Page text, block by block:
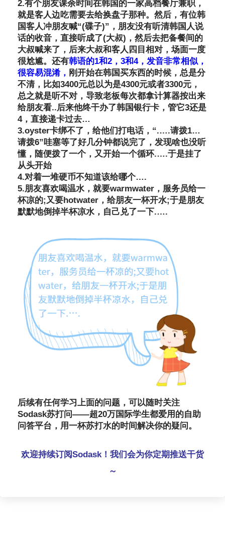
2.有个朋友课余时间在韩国的一家高档餐厅兼职，
就是客人边吃需要去给换盘子那种。然后，有位韩
国客人冲朋友喊“(碟子)”，朋友没有听清韩国人说
话的收音，直接听成了(大叔)，然后去把备餐间的
大叔喊来了，后来大叔和客人四目相对，场面一度
很尬尴。还有韩语的1和2，3和4，发音非常相似，
很容易混淆， 刚开始在韩国买东西的时候，总是分
不清，比如3400元总以为是4300元或者3300元，
总之就是听不对，导致老板每次都拿计算器按出来
给朋友看..后来他终干办了韩国银行卡，管它3还是
4，直接递卡过去…
3.oyster卡绑不了，给他们打电话，“.….请拨1…
请拨6”哇塞等了好几分钟都说完了，发现啥也没听
懂，随便拨了一个，又开始一个循环.….于是挂了
从头开始
4.对着一堆硬币不知道该给哪个….
5.朋友喜欢喝温水，就要warmwater，服务员给一
杯凉的;又要hotwater，给朋友一杯开水;于是朋友
默默地倒掉半杯凉水，自己兑了一下.….
后续有任何学习上面的问题，可以随时关注
Sodask苏打问——超20万国际学生都爱用的自助
问答平台，用一杯苏打水的时间解决你的疑问。
欢迎持续订阅Sodask！我们会为你定期推送干货
～